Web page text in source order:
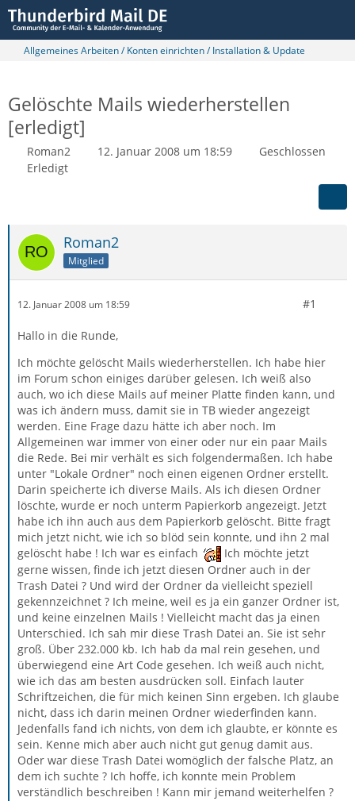
Allgemeines Arbeiten / Konten einrichten / Installation & Update
Gelöschte Mails wiederherstellen
[erledigt]
Roman2 12. Januar 2008 um 18:59
Geschlossen
Erledigt
Roman2
Mitglied
12. Januar 2008 um 18:59 #1
Hallo in die Runde,
Ich möchte gelöscht Mails wiederherstellen. Ich habe hier
im Forum schon einiges darüber gelesen. Ich weiß also
auch, wo ich diese Mails auf meiner Platte finden kann, und
was ich ändern muss, damit sie in TB wieder angezeigt
werden. Eine Frage dazu hätte ich aber noch. Im
Allgemeinen war immer von einer oder nur ein paar Mails
die Rede. Bei mir verhält es sich folgendermaßen. Ich habe
unter "Lokale Ordner" noch einen eigenen Ordner erstellt.
Darin speicherte ich diverse Mails. Als ich diesen Ordner
löschte, wurde er noch unterm Papierkorb angezeigt. Jetzt
habe ich ihn auch aus dem Papierkorb gelöscht. Bitte fragt
mich jetzt nicht, wie ich so blöd sein konnte, und ihn 2 mal
gelöscht habe ! Ich war es einfach
Ich möchte jetzt
gerne wissen, finde ich jetzt diesen Ordner auch in der
Trash Datei ? Und wird der Ordner da vielleicht speziell
gekennzeichnet ? Ich meine, weil es ja ein ganzer Ordner ist,
und keine einzelnen Mails ! Vielleicht macht das ja einen
Unterschied. Ich sah mir diese Trash Datei an. Sie ist sehr
groß. Über 232.000 kb. Ich hab da mal rein gesehen, und
überwiegend eine Art Code gesehen. Ich weiß auch nicht,
wie ich das am besten ausdrücken soll. Einfach lauter
Schriftzeichen, die für mich keinen Sinn ergeben. Ich glaube
nicht, dass ich darin meinen Ordner wiederfinden kann.
Jedenfalls fand ich nichts, von dem ich glaubte, er könnte es
sein. Kenne mich aber auch nicht gut genug damit aus.
Oder war diese Trash Datei womöglich der falsche Platz, an
dem ich suchte ? Ich hoffe, ich konnte mein Problem
verständlich beschreiben ! Kann mir jemand weiterhelfen ?